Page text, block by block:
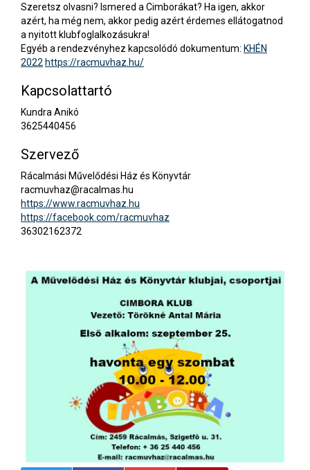
Szeretsz olvasni? Ismered a Cimborákat? Ha igen, akkor
azért, ha még nem, akkor pedig azért érdemes ellátogatnod
a nyitott klubfoglalkozásukra!
Egyéb a rendezvényhez kapcsolódó dokumentum: KHÉN
2022 https://racmuvhaz.hu/
Kapcsolattartó
Kundra Anikó
3625440456
Szervező
Rácalmási Művelődési Ház és Könyvtár
racmuvhaz@racalmas.hu
https://www.racmuvhaz.hu
https://facebook.com/racmuvhaz
36302162372